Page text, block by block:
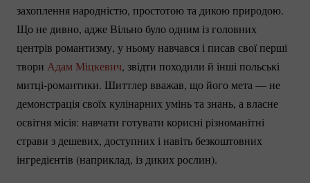
захоплення народністю, простотою та дикою природою.
Що не дивно, адже Вільно було одним із головних
центрів романтизму, у ньому навчався і писав свої перші
твори Адам Міцкевич, звідти походили й інші польські
митці-романтики. Шиттлер вважав, що його мета — не
демонстрація своїх кулінарних умінь та знань, а власне
освітня місія: навчати готувати корисні різноманітні
страви з дешевих, доступних і навіть безкоштовних
інгредієнтів (наприклад, із диких рослин).